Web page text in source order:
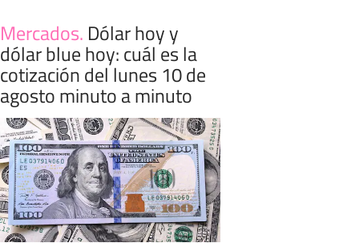
Mercados. Dólar hoy y
dólar blue hoy: cuál es la
cotización del lunes 10 de
agosto minuto a minuto